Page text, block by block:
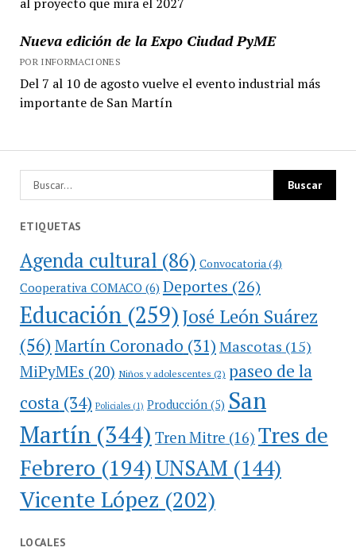
Nueva edición de la Expo Ciudad PyME
POR INFORMACIONES
Del 7 al 10 de agosto vuelve el evento industrial más
importante de San Martín
ETIQUETAS
Agenda cultural (86) Convocatoria (4)
Cooperativa COMACO(6) Deportes (26)
Educación(259)José León Suárez
(56)Martín Coronado (31) Mascotas (15)
MiPyMEs (20) Niños y adolescentes (2) paseo de la
costa(34) Policiales(1) Producción(5) San
Martín(344) Tren Mitre (16) Tres de
Febrero (194)UNSAM (144)
Vicente López (202)
LOCALES